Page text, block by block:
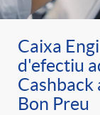
Caixa
d'efectiu
Cashback
Bon Preu